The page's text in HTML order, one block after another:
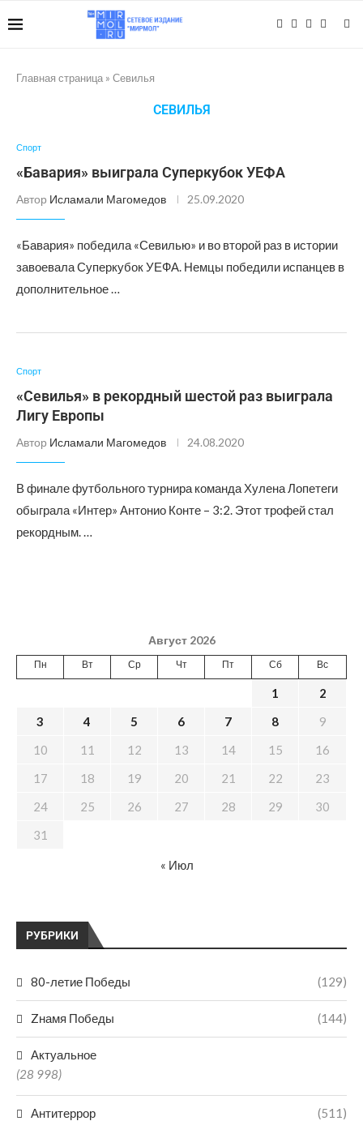
Главная страница » Севилья
СЕВИЛЬЯ
Спорт
«Бавария» выиграла Суперкубок УЕФА
Автор Исламали Магомедов 25.09.2020
«Бавария» победила «Севилью» и во второй раз в истории
завоевала Суперкубок УЕФА. Немцы победили испанцев в
дополнительное …
Спорт
«Севилья» в рекордный шестой раз выиграла
Лигу Европы
Автор Исламали Магомедов 24.08.2020
В финале футбольного турнира команда Хулена Лопетеги
обыграла «Интер» Антонио Конте – 3:2. Этот трофей стал
рекордным. …
РУБРИКИ
80-летие Победы (129)
Zнамя Победы (144)
Актуальное
(28 998)
Антитеррор (511)
Август 2026
Пн Вт Ср Чт Пт Сб Вс
1
2
3
4 5 6 7 8
9
10
11 12 13 14 15
16
17
18 19 20 21 22
23
24
25 26 27 28 29
30
31
« Июл